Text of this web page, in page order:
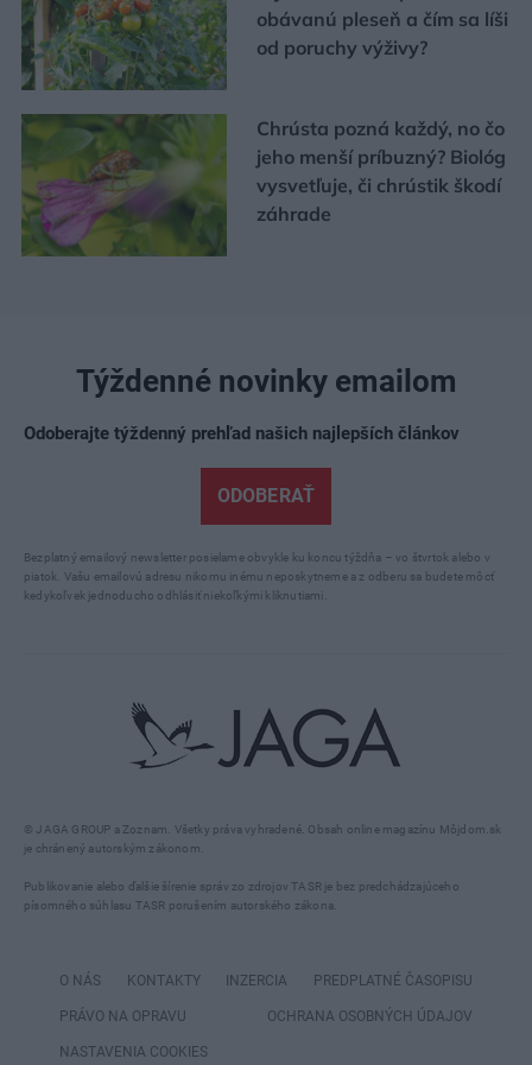
obávanú pleseň a čím sa líši
od poruchy výživy?
Chrústa pozná každý, no čo
jeho menší príbuzný? Biológ
vysvetľuje, či chrústik škodí
záhrade
© JAGA GROUP a Zoznam. Všetky práva vyhradené. Obsah online magazínu Môjdom.sk
je chránený autorským zákonom.
Publikovanie alebo ďalšie šírenie správ zo zdrojov TASR je bez predchádzajúceho
písomného súhlasu TASR porušením autorského zákona.
Týždenné novinky emailom
Odoberajte týždenný prehľad našich najlepších článkov
ODOBERAŤ
Bezplatný emailový newsletter posielame obvykle ku koncu týždňa – vo štvrtok alebo v
piatok. Vašu emailovú adresu nikomu inému neposkytneme a z odberu sa budete môcť
kedykoľvek jednoducho odhlásiť niekoľkými kliknutiami.
O NÁS KONTAKTY INZERCIA PREDPLATNÉ ČASOPISU
PRÁVO NA OPRAVU OCHRANA OSOBNÝCH ÚDAJOV
NASTAVENIA COOKIES